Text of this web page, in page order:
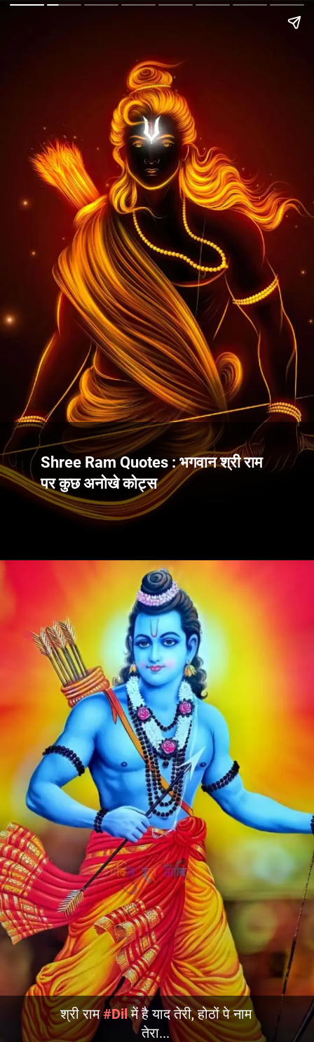
Shree Ram Quotes : भगवान श्री राम
पर कुछ अनोखे कोट्स
श्री राम#Dilमें है याद तेरी, होठों पे नाम
तेरा...